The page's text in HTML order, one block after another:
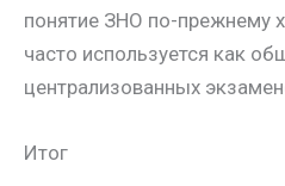
понятие ЗНО по-прежнему
часто используется как
централизованных
Итог